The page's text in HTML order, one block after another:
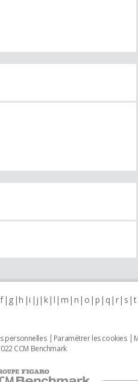
f g h i j k l m n o p q r s t
personnelles Paramétrer les cookies
CCM Benchmark